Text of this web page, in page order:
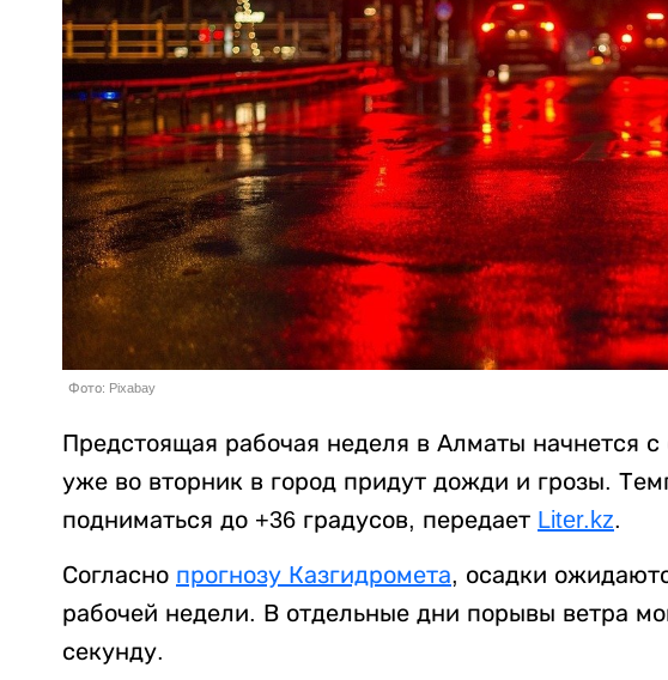
Фото: Pixabay
Предстоящая рабочая неделя в Алматы начнется
уже во вторник в город придут дожди и грозы.
подниматься до +36 градусов, передает Liter.kz.
Согласно прогнозу Казгидромета, осадки
рабочей недели. В отдельные дни порывы ветра
секунду.